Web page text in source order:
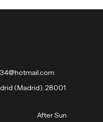
(Madrid), 28001
After Sun